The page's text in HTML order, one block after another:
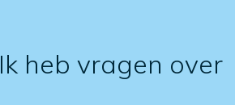
Ik heb vragen over